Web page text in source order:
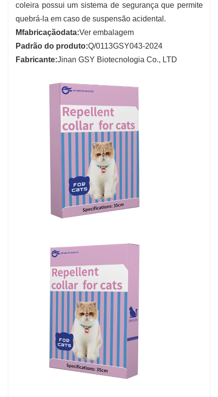
coleira possui um sistema de segurança que permite
quebrá-la em caso de suspensão acidental.
Mfabricaçãodata:Ver embalagem
Padrão do produto:Q/0113GSY043-2024
Fabricante:Jinan GSY Biotecnologia Co., LTD